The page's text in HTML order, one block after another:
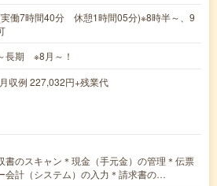
働7時間40分 休憩1時間05分)※8時半～、9
長期 ※8月～！
収例 227,032円+残業代
書のスキャン＊現金（手元金）の管理＊伝票
会計（システム）の入力＊請求書の…